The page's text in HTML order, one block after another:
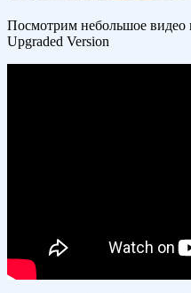
Посмотрим небольшое
Upgraded Version